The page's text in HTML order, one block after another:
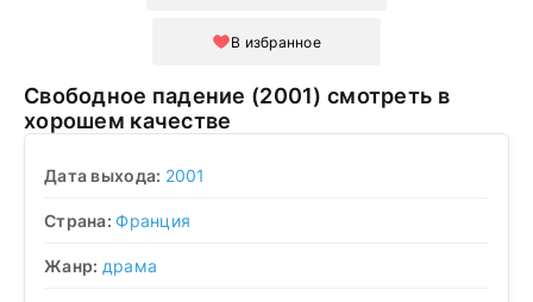
В избранное
Свободное падение (2001) смотреть в
хорошем качестве
Дата выхода: 2001
Страна:Франция
Жанр: драма